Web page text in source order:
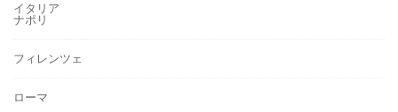
イタリア
ナポリ
フィレンツェ
ローマ